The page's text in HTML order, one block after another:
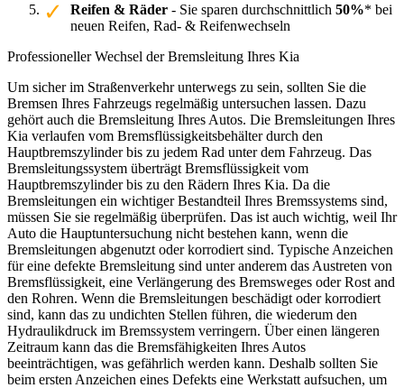
Reifen & Räder - Sie sparen durchschnittlich 50%* bei
neuen Reifen, Rad- & Reifenwechseln
Professioneller Wechsel der Bremsleitung Ihres Kia
Um sicher im Straßenverkehr unterwegs zu sein, sollten Sie die
Bremsen Ihres Fahrzeugs regelmäßig untersuchen lassen. Dazu
gehört auch die Bremsleitung Ihres Autos. Die Bremsleitungen Ihres
Kia verlaufen vom Bremsflüssigkeitsbehälter durch den
Hauptbremszylinder bis zu jedem Rad unter dem Fahrzeug. Das
Bremsleitungssystem überträgt Bremsflüssigkeit vom
Hauptbremszylinder bis zu den Rädern Ihres Kia. Da die
Bremsleitungen ein wichtiger Bestandteil Ihres Bremssystems sind,
müssen Sie sie regelmäßig überprüfen. Das ist auch wichtig, weil Ihr
Auto die Hauptuntersuchung nicht bestehen kann, wenn die
Bremsleitungen abgenutzt oder korrodiert sind. Typische Anzeichen
für eine defekte Bremsleitung sind unter anderem das Austreten von
Bremsflüssigkeit, eine Verlängerung des Bremsweges oder Rost and
den Rohren. Wenn die Bremsleitungen beschädigt oder korrodiert
sind, kann das zu undichten Stellen führen, die wiederum den
Hydraulikdruck im Bremssystem verringern. Über einen längeren
Zeitraum kann das die Bremsfähigkeiten Ihres Autos
beeinträchtigen, was gefährlich werden kann. Deshalb sollten Sie
beim ersten Anzeichen eines Defekts eine Werkstatt aufsuchen, um